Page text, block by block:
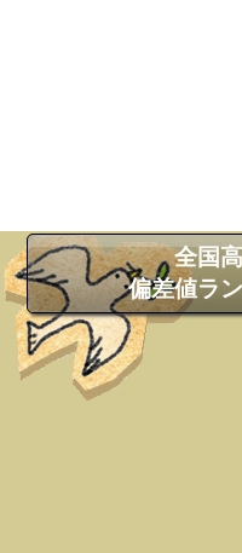
全国
偏差値ラ